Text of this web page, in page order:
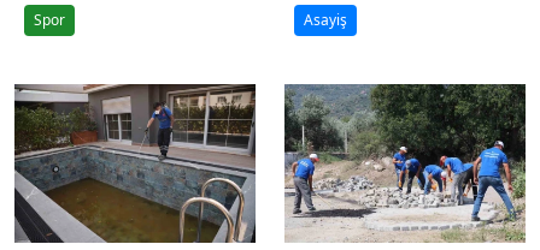
Spor Asayiş